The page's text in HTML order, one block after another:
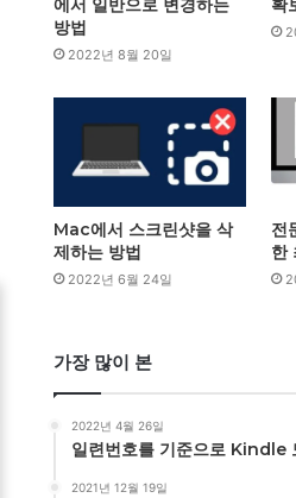
에서 일반으로 변경하는
방법
2022년 8월 20일
확
Mac에서 스크린샷을 삭
제하는 방법
2022년 6월 24일
전
한
가장 많이 본
2022년 4월 26일
일련번호를 기준으로 Kindle
2021년 12월 19일